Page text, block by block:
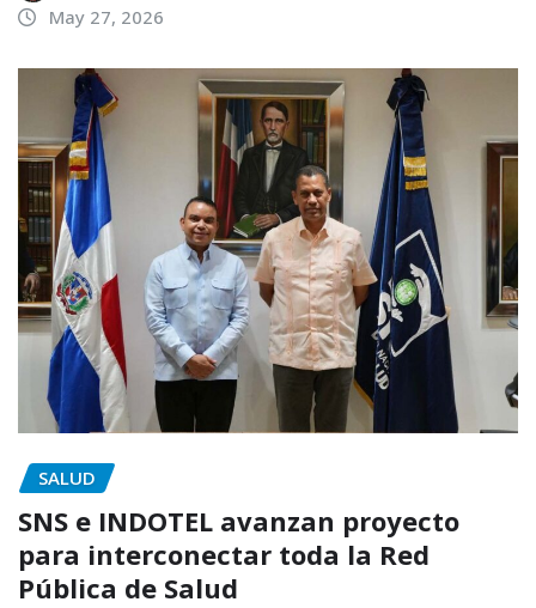
May 27, 2026
SALUD
SNS e INDOTEL avanzan proyecto
para interconectar toda la Red
Pública de Salud